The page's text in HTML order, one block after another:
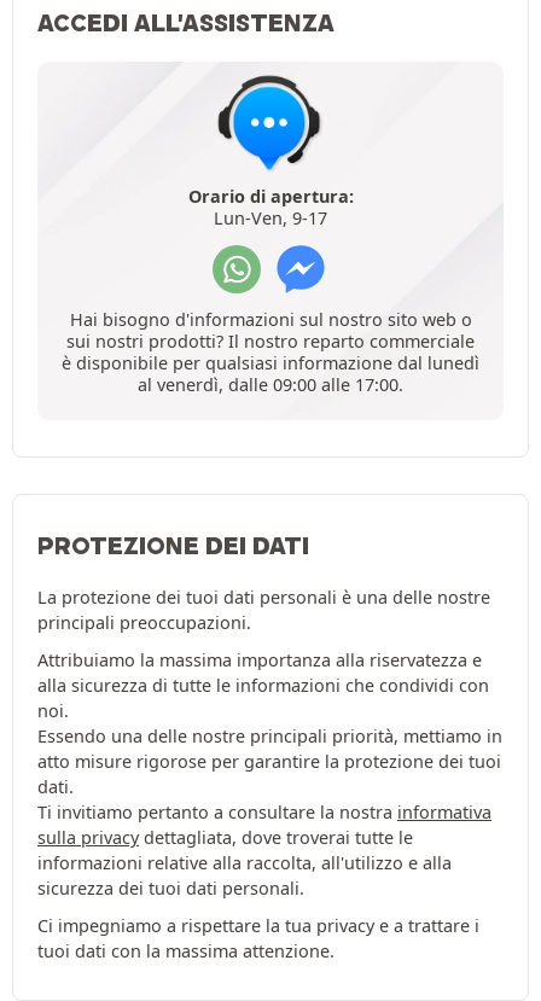
ACCEDI ALL'ASSISTENZA
Orario di apertura:
Lun-Ven, 9-17
Hai bisogno d'informazioni sul nostro sito web o
sui nostri prodotti? Il nostro reparto commerciale
è disponibile per qualsiasi informazione dal lunedì
al venerdì, dalle 09:00 alle 17:00.
PROTEZIONE DEI DATI
La protezione dei tuoi dati personali è una delle nostre
principali preoccupazioni.
Attribuiamo la massima importanza alla riservatezza e
alla sicurezza di tutte le informazioni che condividi con
noi.
Essendo una delle nostre principali priorità, mettiamo in
atto misure rigorose per garantire la protezione dei tuoi
dati.
Ti invitiamo pertanto a consultare la nostra informativa
sulla privacydettagliata, dove troverai tutte le
informazioni relative alla raccolta, all'utilizzo e alla
sicurezza dei tuoi dati personali.
Ci impegniamo a rispettare la tua privacy e a trattare i
tuoi dati con la massima attenzione.